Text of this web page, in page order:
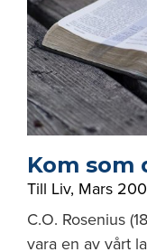
Kom som
Till Liv, Mars
C.O. Rosenius
vara en av vårt